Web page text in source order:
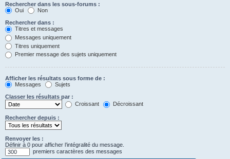
Rechercher dans les sous-forums :
Oui
Non
Rechercher dans :
Titres et messages
Messages uniquement
Titres uniquement
Premier message des sujets uniquement
Afficher les résultats sous forme de :
Messages
Sujets
Classer les résultats par :
Croissant
Décroissant
Rechercher depuis :
Renvoyer les :
Définir à 0 pour afficher l’intégralité du message.
premiers caractères des messages